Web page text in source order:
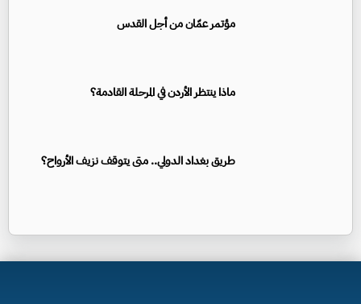
مؤتمر عمّان من أجل القدس
ماذا ينتظر الأردن في المرحلة القادمة؟
طريق بغداد الدولي.. متى يتوقف نزيف الأرواح؟